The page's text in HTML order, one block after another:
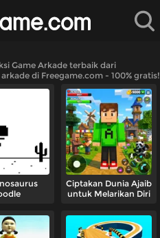
Game Arkade terbaik dari
di Freegame.com - 100% gratis!
Ciptakan Dunia Ajaib
untuk Melarikan Diri